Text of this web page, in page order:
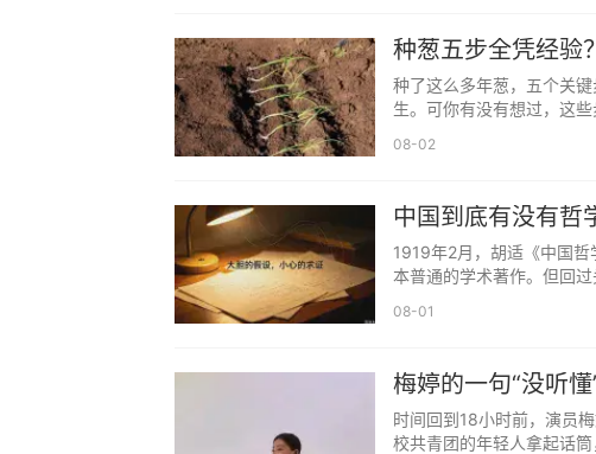
但这一点，似乎也有推敲的余地。朱次琦的
以看到反面的理解。朱氏的学海堂学长位置被保
个角度理解：朱次琦其实是广州文化精英网络内
外人。
种葱五步全凭经验
种了这么多年葱，五个关
生。可你有没有想过，这
08-02
中国到底有没有哲
1919年2月，胡适《中国
本普通的学术著作。但回
08-01
梅婷的一句“没听
怼。
时间回到18小时前，演员
校共青团的年轻人拿起话